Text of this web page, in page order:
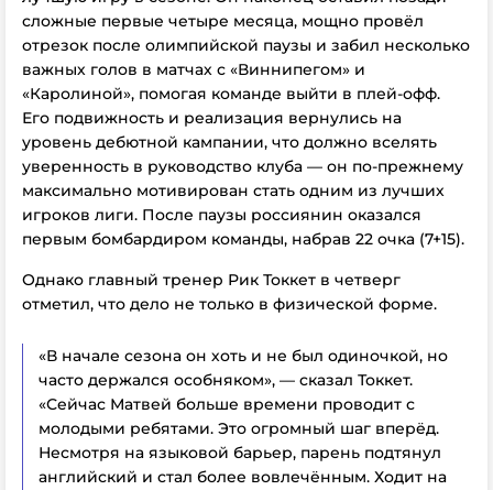
сложные первые четыре месяца, мощно провёл
отрезок после олимпийской паузы и забил несколько
важных голов в матчах с «Виннипегом» и
«Каролиной», помогая команде выйти в плей-офф.
Его подвижность и реализация вернулись на
уровень дебютной кампании, что должно вселять
уверенность в руководство клуба — он по-прежнему
максимально мотивирован стать одним из лучших
игроков лиги. После паузы россиянин оказался
первым бомбардиром команды, набрав 22 очка (7+15).
Однако главный тренер Рик Токкет в четверг
отметил, что дело не только в физической форме.
«В начале сезона он хоть и не был одиночкой, но
часто держался особняком», — сказал Токкет.
«Сейчас Матвей больше времени проводит с
молодыми ребятами. Это огромный шаг вперёд.
Несмотря на языковой барьер, парень подтянул
английский и стал более вовлечённым. Ходит на